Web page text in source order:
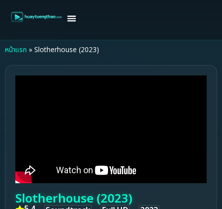
หน้าแรก » Slotherhouse (2023)
Slotherhouse (2023)